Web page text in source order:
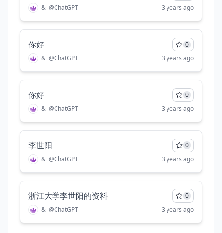
& @ChatGPT 3 years ago
你好
0
& @ChatGPT 3 years ago
你好
0
& @ChatGPT 3 years ago
李世阳
0
& @ChatGPT 3 years ago
浙江大学李世阳的资料
0
& @ChatGPT 3 years ago